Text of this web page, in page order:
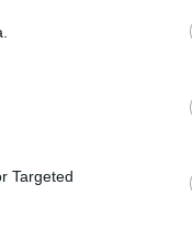
Targeted
a Magyar
valamint A babaváró
tartalmazza az új
az érintett
olvasása